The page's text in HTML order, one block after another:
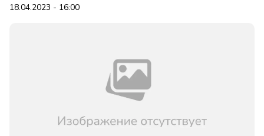
18.04.2023 - 16:00